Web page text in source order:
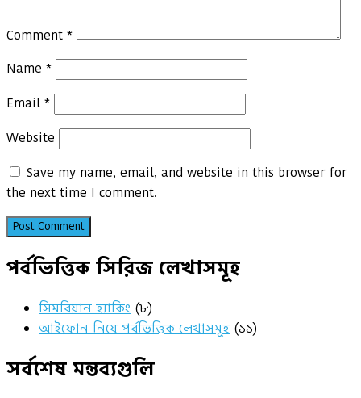
Comment *
Name *
Email *
Website
Save my name, email, and website in this browser for
the next time I comment.
পর্বভিত্তিক সিরিজ লেখাসমূহ
সিমবিয়ান হ্যাকিং (৮)
আইফোন নিয়ে পর্বভিত্তিক লেখাসমূহ (১১)
সর্বশেষ মন্তব্যগুলি